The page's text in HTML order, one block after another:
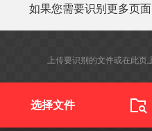
如果您需要识别更多页
上传要识别的文件或在此页
选择文件